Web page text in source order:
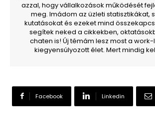
azzal, hogy vállalkozások működését
meg. Imádom az üzleti statisztikákat,
kutatásokat és ezeket mind
segítek neked a cikkekben,
chaten is! Új témám lesz most a
kiegyensúlyozott élet. Mert mindig
Facebook Linkedin